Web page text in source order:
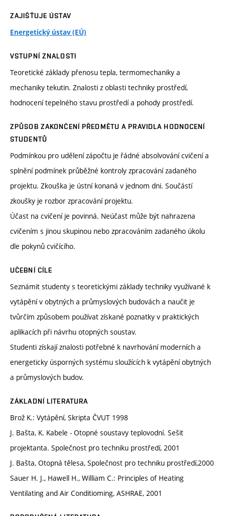
ZAJIŠŤUJE ÚSTAV
Energetický ústav (EÚ)
VSTUPNÍ ZNALOSTI
Teoretické základy přenosu tepla, termomechaniky a
mechaniky tekutin. Znalosti z oblasti techniky prostředí,
hodnocení tepelného stavu prostředí a pohody prostředí.
ZPŮSOB ZAKONČENÍ PŘEDMĚTU A PRAVIDLA HODNOCENÍ
STUDENTŮ
Podmínkou pro udělení zápočtu je řádné absolvování cvičení a
splnění podmínek průběžné kontroly zpracování zadaného
projektu. Zkouška je ústní konaná v jednom dni. Součástí
zkoušky je rozbor zpracování projektu.
Účast na cvičení je povinná. Neúčast může být nahrazena
cvičením s jinou skupinou nebo zpracováním zadaného úkolu
dle pokynů cvičícího.
UČEBNÍ CÍLE
Seznámit studenty s teoretickými základy techniky využívané k
vytápění v obytných a průmyslových budovách a naučit je
tvůrčím způsobem používat získané poznatky v praktických
aplikacích při návrhu otopných soustav.
Studenti získají znalosti potřebné k navrhování moderních a
energeticky úsporných systému sloužících k vytápění obytných
a průmyslových budov.
ZÁKLADNÍ LITERATURA
Brož K.: Vytápění, Skripta ČVUT 1998
J. Bašta, K. Kabele - Otopné soustavy teplovodní. Sešit
projektanta. Společnost pro techniku prostředí, 2001
J. Bašta, Otopná tělesa, Společnost pro techniku prostředí,2000
Sauer H. J., Hawell H., William C.: Principles of Heating
Ventilating and Air Conditioming, ASHRAE, 2001